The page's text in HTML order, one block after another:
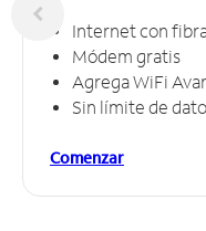
Internet con
Módem gratis
Agrega WiFi
Sin límite de
Comenzar